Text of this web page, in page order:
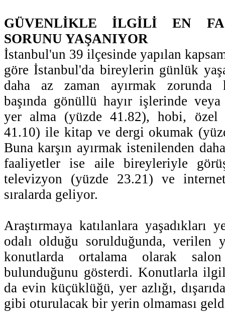
GÜVENLİKLE İLGİLİ EN
SORUNU YAŞANIYOR
İstanbul'un 39 ilçesinde yapılan
göre İstanbul'da bireylerin günlük
daha az zaman ayırmak zorunda
başında gönüllü hayır işlerinde
yer alma (yüzde 41.82), hobi, özel
41.10) ile kitap ve dergi okumak
Buna karşın ayırmak istenilenden
faaliyetler ise aile bireyleriyle
televizyon (yüzde 23.21) ve
sıralarda geliyor.
Araştırmaya katılanlara yaşadıkları
odalı olduğu sorulduğunda, verilen
konutlarda ortalama olarak
bulunduğunu gösterdi. Konutlarla
da evin küçüklüğü, yer azlığı,
gibi oturulacak bir yerin olmaması